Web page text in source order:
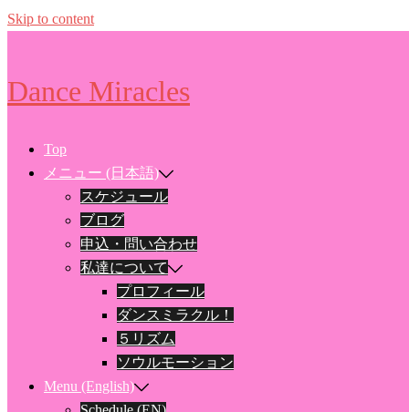
Skip to content
Dance Miracles
Top
メニュー (日本語)
スケジュール
ブログ
申込・問い合わせ
私達について
プロフィール
ダンスミラクル！
５リズム
ソウルモーション
Menu (English)